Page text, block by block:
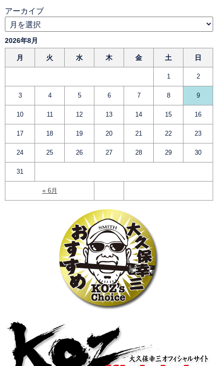
アーカイブ
2026年8月
月 火 水 木 金 土 日
« 6月
1 2
3 4 5 6 7 8 9
10 11 12 13 14 15 16
17 18 19 20 21 22 23
24 25 26 27 28 29 30
31